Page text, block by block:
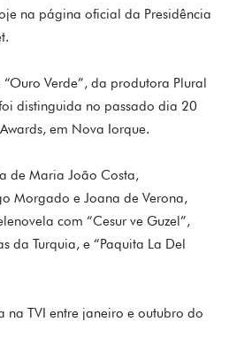
na página oficial da Presidência
Verde”, da produtora Plural
distinguida no passado dia 20
em Nova Iorque.
de Maria João Costa,
Morgado e Joana de Verona,
com “Cesur ve Guzel”,
da Turquia, e “Paquita La Del
na TVI entre janeiro e outubro do